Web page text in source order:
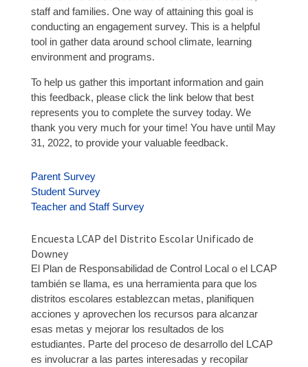
staff and families. One way of attaining this goal is
conducting an engagement survey. This is a helpful
tool in gather data around school climate, learning
environment and programs.
To help us gather this important information and gain
this feedback, please click the link below that best
represents you to complete the survey today. We
thank you very much for your time! You have until May
31, 2022, to provide your valuable feedback.
Parent Survey
Student Survey
Teacher and Staff Survey
Encuesta LCAP del Distrito Escolar Unificado de
Downey
El Plan de Responsabilidad de Control Local o el LCAP
también se llama, es una herramienta para que los
distritos escolares establezcan metas, planifiquen
acciones y aprovechen los recursos para alcanzar
esas metas y mejorar los resultados de los
estudiantes. Parte del proceso de desarrollo del LCAP
es involucrar a las partes interesadas y recopilar